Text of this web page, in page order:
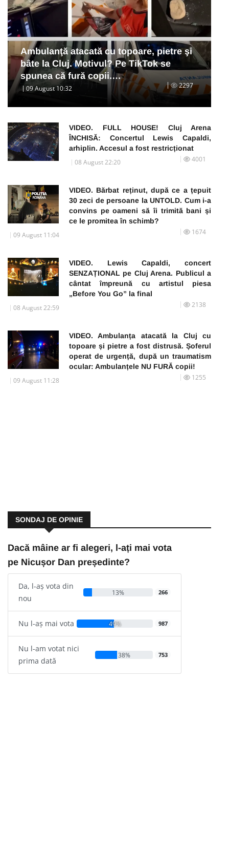
Ambulanţă atacată cu topoare, pietre şi
bâte la Cluj. Motivul? Pe TikTok se
spunea că fură copii.…
09 August 10:32 2297
VIDEO. FULL HOUSE! Cluj Arena
ÎNCHISĂ: Concertul Lewis Capaldi,
arhiplin. Accesul a fost restricționat
08 August 22:20 4001
VIDEO. Bărbat reținut, după ce a țepuit
30 zeci de persoane la UNTOLD. Cum i-a
convins pe oameni să îi trimită bani și
ce le promitea în schimb?
09 August 11:04 1674
VIDEO. Lewis Capaldi, concert
SENZAȚIONAL pe Cluj Arena. Publicul a
cântat împreună cu artistul piesa
„Before You Go” la final
08 August 22:59 2138
VIDEO. Ambulanța atacată la Cluj cu
topoare și pietre a fost distrusă. Șoferul
operat de urgență, după un traumatism
ocular: Ambulanțele NU FURĂ copii!
09 August 11:28 1255
SONDAJ DE OPINIE
Dacă mâine ar fi alegeri, l-ați mai vota
pe Nicușor Dan președinte?
Da, l-aș vota din
nou
13% 266
Nu l-aș mai vota 49% 987
Nu l-am votat nici
prima dată
38% 753